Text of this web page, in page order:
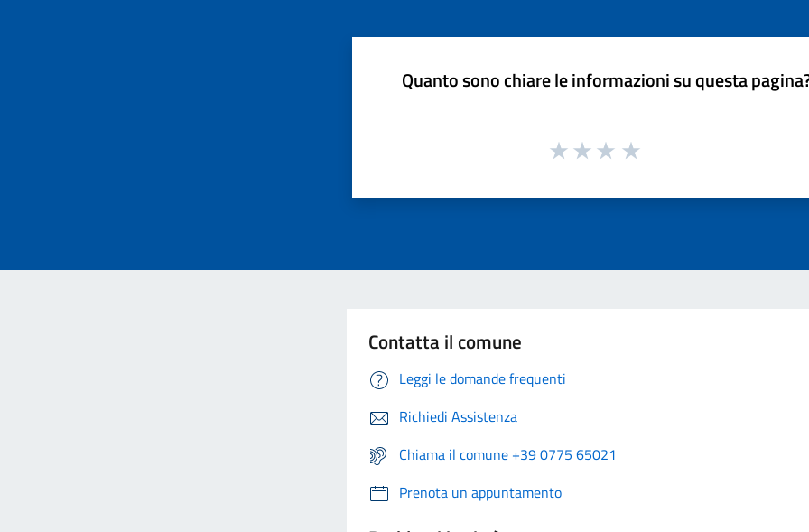
Quanto sono chiare le informazioni su questa
Contatta il comune
Leggi le domande frequenti
Richiedi Assistenza
Chiama il comune +39 0775 65021
Prenota un appuntamento